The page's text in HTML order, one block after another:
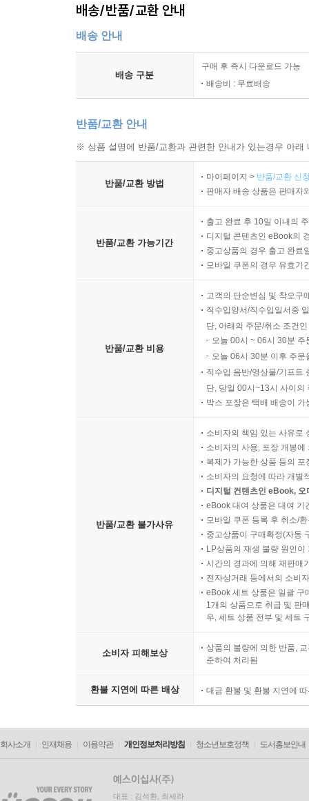
배송/반품/교환 안내
배송 안내
배송 구분
구매 후 즉시 다운로드 가능
배송비 : 무료배송
반품/교환 안내
※ 상품 설명에 반품/교환과 관련한 안내가 있는경우 아
반품/교환 방법
마이페이지 > 반품/교환 신
판매자 배송 상품은 판매자
반품/교환 가능기간
출고 완료 후 10일 이내의
디지털 콘텐츠인 eBook의
중고상품의 경우 출고 완료
모바일 쿠폰의 경우 유효기
반품/교환 비용
고객의 단순변심 및 착오구
직수입양서/직수입일서중
단, 아래의 주문/취소 조건
오늘 00시 ~ 06시 30분
오늘 06시 30분 이후 주
직수입 음반/영상물/기프트
단, 당일 00시~13시 사이의
박스 포장은 택배 배송이
반품/교환 불가사유
소비자의 책임 있는 사유로
소비자의 사용, 포장 개봉
복제가 가능한 상품 등의
소비자의 요청에 따라 개별
디지털 컨텐츠인 eBook,
eBook 대여 상품은 대여 기
모바일 쿠폰 등록 후 취소/
중고상품이 구매확정(자동
LP상품의 재생 불량 원인
시간의 경과에 의해 재판매
전자상거래 등에서의 소비
eBook 세트 상품은 일괄 구
1개의 상품으로 취급 및 판
우, 세트 상품 전부 및 세트
소비자 피해보상
상품의 불량에 의한 반품,
준하여 처리됨
환불 지연에 따른 배상 대금 환불 및 환불 지연에
회사소개 인재채용 이용약관 개인정보처리방침 청소년보호정책 도서홍보안내
대표 : 김석환, 최세라